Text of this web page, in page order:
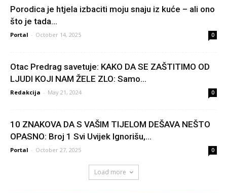
Porodica je htjela izbaciti moju snaju iz kuće – ali ono
što je tada...
Portal - October 14, 2025 0
Otac Predrag savetuje: KAKO DA SE ZAŠTITIMO OD
LJUDI KOJI NAM ŽELE ZLO: Samo...
Redakcija - May 21, 2024 0
10 ZNAKOVA DA S VAŠIM TIJELOM DEŠAVA NEŠTO
OPASNO: Broj 1 Svi Uvijek Ignorišu,...
Portal - October 27, 2025 0
Load more